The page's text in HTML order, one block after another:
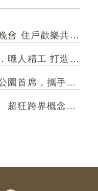
和規
中港皇家建設舉辦聖誕晚會 住戶歡樂共聚 極光大2房成菁英首選
【長虹天韻】上市品牌．職人精工 打造港區 高規格精品建築
「宏廈青川」台中東區公園首席，攜手35年甲級營造，打造2房2衛新作
咖啡廳裡的接待中心！ 超狂跨界概念店「大熊建設＆跨蒔咖啡」 共享空間「買房先來杯咖啡」